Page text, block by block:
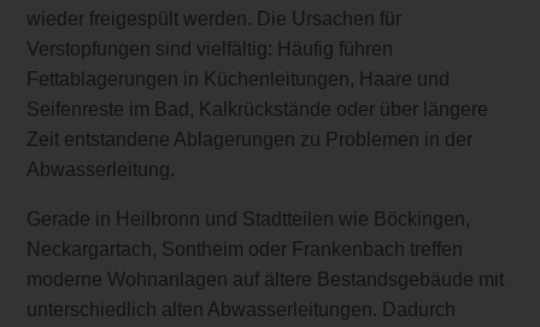
wieder freigespült werden. Die Ursachen für
Verstopfungen sind vielfältig: Häufig führen
Fettablagerungen in Küchenleitungen, Haare und
Seifenreste im Bad, Kalkrückstände oder über längere
Zeit entstandene Ablagerungen zu Problemen in der
Abwasserleitung.
Gerade in Heilbronn und Stadtteilen wie Böckingen,
Neckargartach, Sontheim oder Frankenbach treffen
moderne Wohnanlagen auf ältere Bestandsgebäude mit
unterschiedlich alten Abwasserleitungen. Dadurch